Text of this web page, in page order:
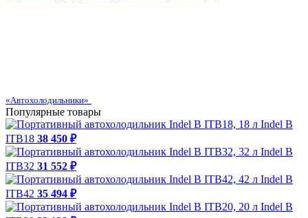
«Автохолодильники»
Популярные товары
Indel B
ITB18 38 450 ₽
Indel B
ITB32 31 552 ₽
Indel B
ITB42 35 494 ₽
Indel B